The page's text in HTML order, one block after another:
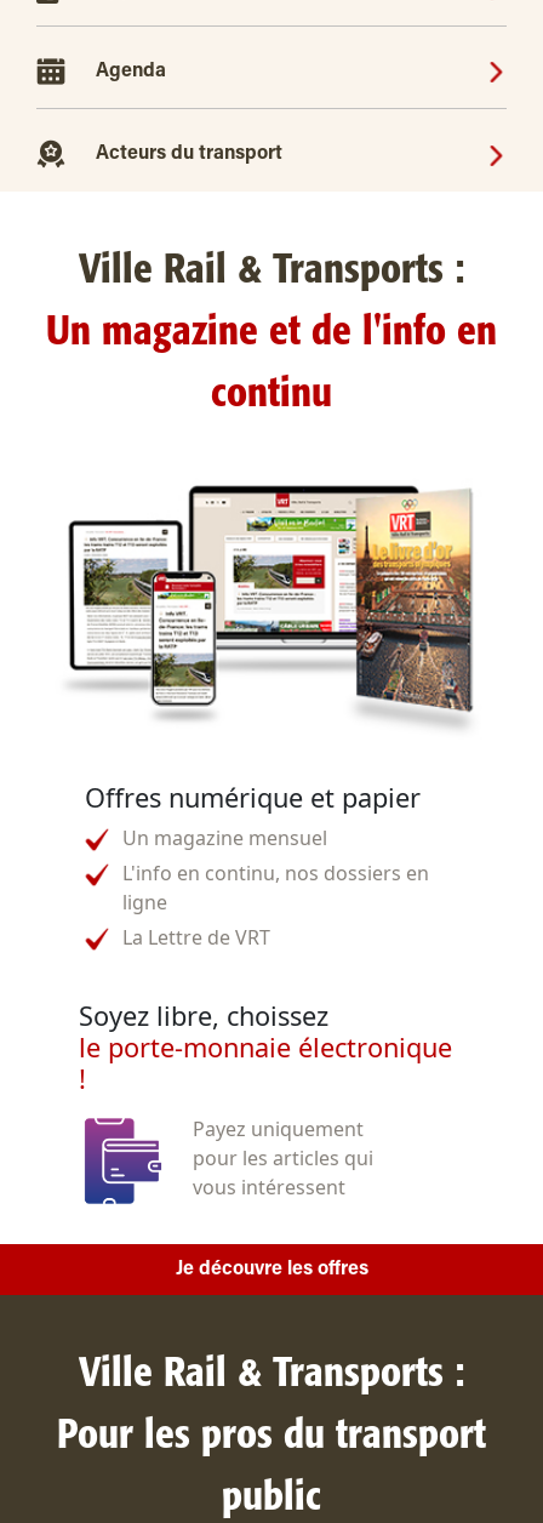
Agenda
Acteurs du transport
Ville Rail & Transports :
Un magazine et de l'info en
continu
Offres numérique et papier
Un magazine mensuel
L'info en continu, nos dossiers en
ligne
La Lettre de VRT
Soyez libre, choissez
le porte-monnaie électronique
!
Payez uniquement
pour les articles qui
vous intéressent
Je découvre les offres
Ville Rail & Transports :
Pour les pros du transport
public